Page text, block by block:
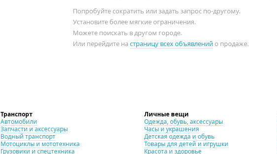
Попробуйте сократить или задать запрос по-другому.
Установите более мягкие ограничения.
Можете поискать в другом городе.
Или перейдите на страницу всех объявленийо продаже.
Транспорт
Автомобили
Запчасти и аксессуары
Водный транспорт
Мотоциклы и мототехника
Грузовики и спецтехника
Личные вещи
Одежда, обувь, аксессуары
Часы и украшения
Детская одежда и обувь
Товары для детей и игрушки
Красота и здоровье